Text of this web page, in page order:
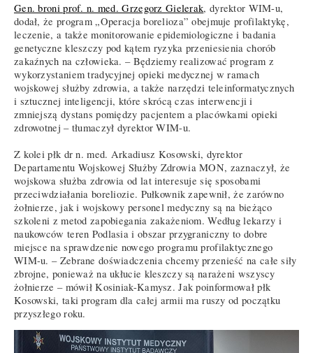
Gen. broni prof. n. med. Grzegorz Gielerak, dyrektor WIM-u,
dodał, że program „Operacja borelioza” obejmuje profilaktykę,
leczenie, a także monitorowanie epidemiologiczne i badania
genetyczne kleszczy pod kątem ryzyka przeniesienia chorób
zakaźnych na człowieka. – Będziemy realizować program z
wykorzystaniem tradycyjnej opieki medycznej w ramach
wojskowej służby zdrowia, a także narzędzi teleinformatycznych
i sztucznej inteligencji, które skrócą czas interwencji i
zmniejszą dystans pomiędzy pacjentem a placówkami opieki
zdrowotnej – tłumaczył dyrektor WIM-u.
Z kolei płk dr n. med. Arkadiusz Kosowski, dyrektor
Departamentu Wojskowej Służby Zdrowia MON, zaznaczył, że
wojskowa służba zdrowia od lat interesuje się sposobami
przeciwdziałania boreliozie. Pułkownik zapewnił, że zarówno
żołnierze, jak i wojskowy personel medyczny są na bieżąco
szkoleni z metod zapobiegania zakażeniom. Według lekarzy i
naukowców teren Podlasia i obszar przygraniczny to dobre
miejsce na sprawdzenie nowego programu profilaktycznego
WIM-u. – Zebrane doświadczenia chcemy przenieść na całe siły
zbrojne, ponieważ na ukłucie kleszczy są narażeni wszyscy
żołnierze – mówił Kosiniak-Kamysz. Jak poinformował płk
Kosowski, taki program dla całej armii ma ruszy od początku
przyszłego roku.